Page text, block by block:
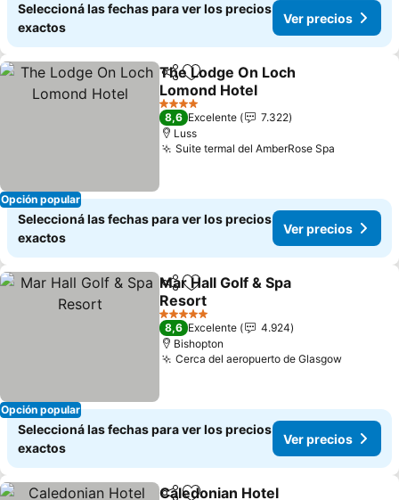
Seleccioná las fechas para ver los precios
exactos
Ver precios
Opción popular
Compartir
Añadir a favoritos
The Lodge On Loch
Lomond Hotel
4 Estrellas
8,6 Excelente
7.322
Luss
Suite termal del AmberRose Spa
Seleccioná las fechas para ver los precios
exactos
Ver precios
Opción popular
CompartirAñadir a favoritos
Mar Hall Golf & Spa
Resort
5 Estrellas
8,6 Excelente
4.924
Bishopton
Cerca del aeropuerto de Glasgow
Seleccioná las fechas para ver los precios
exactos
Ver precios
Caledonian Hotel